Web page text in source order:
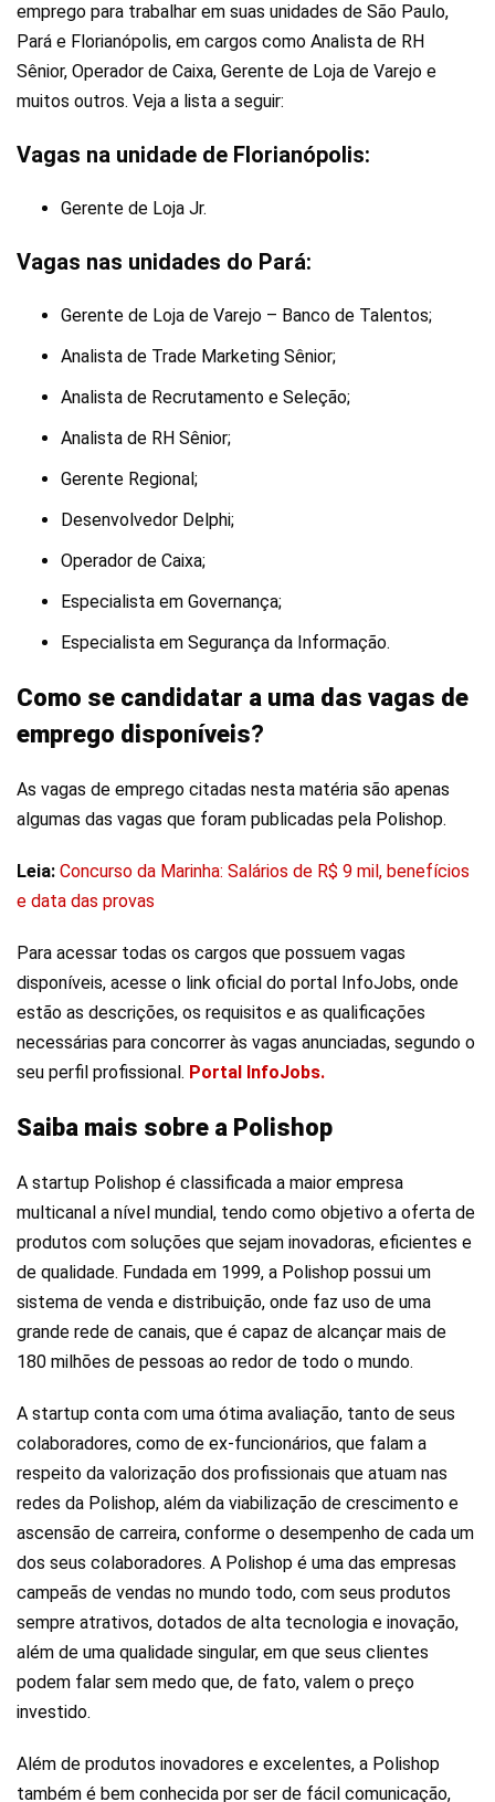
emprego para trabalhar em suas unidades de São Paulo,
Pará e Florianópolis, em cargos como Analista de RH
Sênior, Operador de Caixa, Gerente de Loja de Varejo e
muitos outros. Veja a lista a seguir:
Vagas na unidade de Florianópolis:
Gerente de Loja Jr.
Vagas nas unidades do Pará:
Gerente de Loja de Varejo – Banco de Talentos;
Analista de Trade Marketing Sênior;
Analista de Recrutamento e Seleção;
Analista de RH Sênior;
Gerente Regional;
Desenvolvedor Delphi;
Operador de Caixa;
Especialista em Governança;
Especialista em Segurança da Informação.
Como se candidatar a uma das vagas de
emprego disponíveis?
As vagas de emprego citadas nesta matéria são apenas
algumas das vagas que foram publicadas pela Polishop.
Leia: Concurso da Marinha: Salários de R$ 9 mil, benefícios
e data das provas
Para acessar todas os cargos que possuem vagas
disponíveis, acesse o link oficial do portal InfoJobs, onde
estão as descrições, os requisitos e as qualificações
necessárias para concorrer às vagas anunciadas, segundo o
seu perfil profissional. Portal InfoJobs.
Saiba mais sobre a Polishop
A startup Polishop é classificada a maior empresa
multicanal a nível mundial, tendo como objetivo a oferta de
produtos com soluções que sejam inovadoras, eficientes e
de qualidade. Fundada em 1999, a Polishop possui um
sistema de venda e distribuição, onde faz uso de uma
grande rede de canais, que é capaz de alcançar mais de
180 milhões de pessoas ao redor de todo o mundo.
A startup conta com uma ótima avaliação, tanto de seus
colaboradores, como de ex-funcionários, que falam a
respeito da valorização dos profissionais que atuam nas
redes da Polishop, além da viabilização de crescimento e
ascensão de carreira, conforme o desempenho de cada um
dos seus colaboradores. A Polishop é uma das empresas
campeãs de vendas no mundo todo, com seus produtos
sempre atrativos, dotados de alta tecnologia e inovação,
além de uma qualidade singular, em que seus clientes
podem falar sem medo que, de fato, valem o preço
investido.
Além de produtos inovadores e excelentes, a Polishop
também é bem conhecida por ser de fácil comunicação,